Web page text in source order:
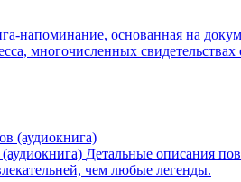
напоминание, основанная на
многочисленных свидетельствах
Детальные описания
чем любые легенды.